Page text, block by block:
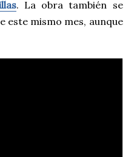
. La obra también se
este mismo mes, aunque